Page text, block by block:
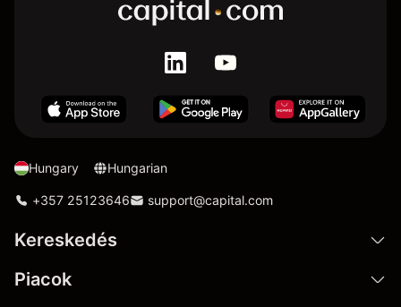
Hungary Hungarian
+357 25123646 support@capital.com
Kereskedés
Piacok